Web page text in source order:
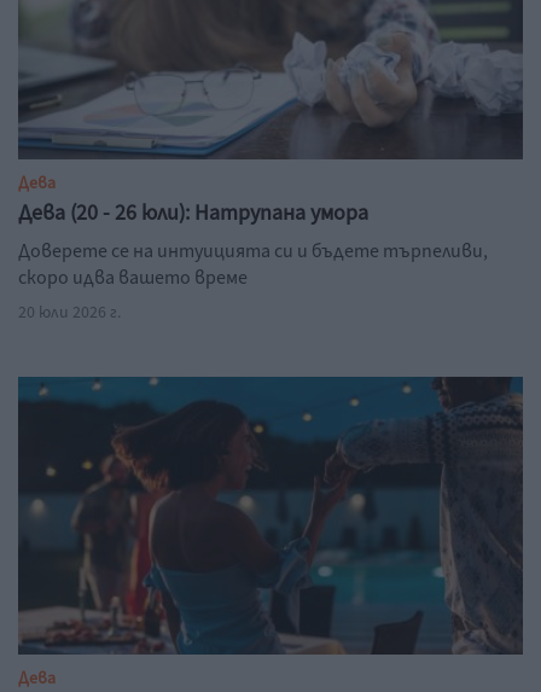
Дева
Дева (20 - 26 юли): Натрупана умора
Доверете се на интуицията си и бъдете търпеливи,
скоро идва вашето време
20 юли 2026 г.
Дева